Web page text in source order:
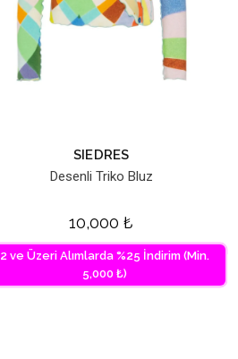
SIEDRES
Desenli Triko Bluz
10,000₺
2 ve Üzeri Alımlarda %25 İndirim (Min.
5,000 ₺)